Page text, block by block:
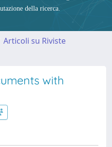
della ricerca.
Articoli su Riviste
with